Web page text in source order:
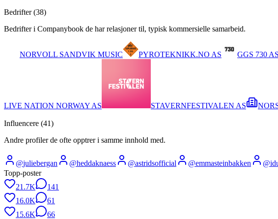
Bedrifter (38)
Bedrifter i Companybook de har relasjoner til, typisk kommersielle samarbeid.
NORVOLL SANDVIK MUSIC PYROTEKNIKK.NO AS GGS 730 AS
LIVE NATION NORWAY AS STAVERNFESTIVALEN AS
Influencere (41)
Andre profiler de ofte opptrer i samme innhold med.
@juliebergan @heddaknaess @astridsofficial @emmasteinbakken @
Topp-poster
21.7K
141
16.0K
61
15.6K
66